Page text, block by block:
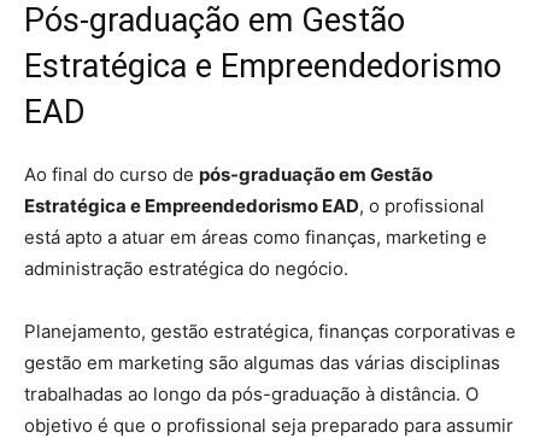
Pós-graduação em Gestão
Estratégica e Empreendedorismo
EAD
Ao final do curso de pós-graduação em Gestão
Estratégica e Empreendedorismo EAD, o profissional
está apto a atuar em áreas como finanças, marketing e
administração estratégica do negócio.
Planejamento, gestão estratégica, finanças corporativas e
gestão em marketing são algumas das várias disciplinas
trabalhadas ao longo da pós-graduação à distância. O
objetivo é que o profissional seja preparado para assumir